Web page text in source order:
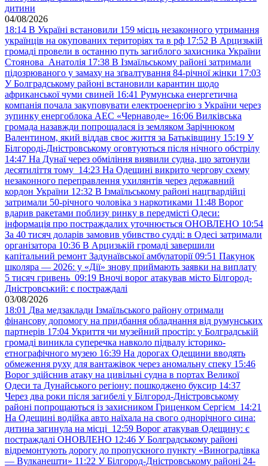
дитини
04/08/2026
18:14 В Україні встановили 159 місць незаконного утримання
українців на окупованих територіях та в рф 17:52 В Арцизькій
громаді провели в останню путь загиблого захисника України
Стоянова Анатолія 17:38 В Ізмаїльському районі затримали
підозрюваного у замаху на зґвалтування 84-річної жінки 17:03
У Болградському районі встановили карантин щодо
африканської чуми свиней 16:41 Румунська енергетична
компанія почала закуповувати електроенергію з України через
зупинку енергоблока АЕС «Чернаводе» 16:06 Вилківська
громада назавжди попрощалася із земляком Зарічнюком
Валентином, який віддав своє життя за Батьківщину 15:19 У
Білгороді-Дністровському оговтуються після нічного обстрілу
14:47 На Дунаї через обміління виявили судна, що затонули
десятиліття тому 14:23 На Одещині викрито чергову схему
незаконного переправлення ухилянтів через державний
кордон України 12:32 В Ізмаїльському районі нацгвардійці
затримали 50-річного чоловіка з наркотиками 11:48 Ворог
вдарив ракетами поблизу ринку в передмісті Одеси:
інформація про постраждалих уточнюється ОНОВЛЕНО 10:54
За 40 тисяч доларів замовив убивство судді: в Одесі затримали
організатора 10:36 В Арцизькій громаді завершили
капітальний ремонт Задунаївської амбулаторії 09:51 Пакунок
школяра — 2026: у «Дії» знову приймають заявки на виплату
5 тисяч гривень 09:19 Вночі ворог атакував місто Білгород-
Дністровський: є постраждалі
03/08/2026
18:01 Два медзаклади Ізмаїльського району отримали
фінансову допомогу на придбання обладнання від румунських
партнерів 17:04 Укриття чи музейний простір: у Болградській
громаді виникла суперечка навколо підвалу історико-
етнографічного музею 16:39 На дорогах Одещини вводять
обмеження руху для вантажівок через аномальну спеку 15:46
Ворог здійснив атаку на цивільні судна в портах Великої
Одеси та Дунайського регіону: пошкоджено буксир 14:37
Через два роки після загибелі у Білгород-Дністровському
районі попрощаються із захисником Гриценком Сергієм 14:21
На Одещині водійка авто наїхала на свого однорічного сина:
дитина загинула на місці 12:59 Ворог атакував Одещину: є
постраждалі ОНОВЛЕНО 12:46 У Болградському районі
відремонтують дорогу до пропускного пункту «Виноградівка
— Вулканешти» 11:22 У Білгород-Дністровському районі 24-